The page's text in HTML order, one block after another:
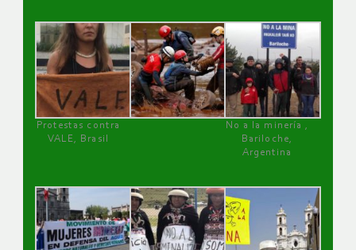
Protestas contra
VALE, Brasil
No a la minería ,
Bariloche,
Argentina